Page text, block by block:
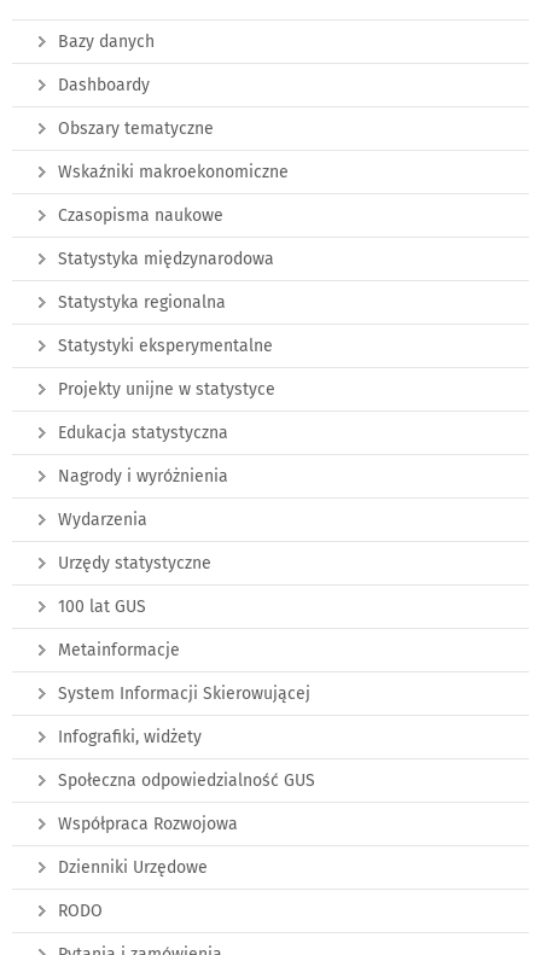
Bazy danych
Dashboardy
Obszary tematyczne
Wskaźniki makroekonomiczne
Czasopisma naukowe
Statystyka międzynarodowa
Statystyka regionalna
Statystyki eksperymentalne
Projekty unijne w statystyce
Edukacja statystyczna
Nagrody i wyróżnienia
Wydarzenia
Urzędy statystyczne
100 lat GUS
Metainformacje
System Informacji Skierowującej
Infografiki, widżety
Społeczna odpowiedzialność GUS
Współpraca Rozwojowa
Dzienniki Urzędowe
RODO